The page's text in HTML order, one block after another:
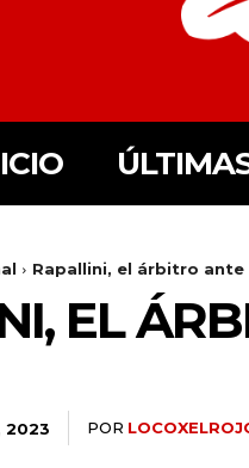
Rapallini, el árbitro ante
EL
2023 POR